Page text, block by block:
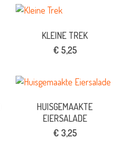
KLEINE TREK
€ 5,25
HUISGEMAAKTE
EIERSALADE
€ 3,25